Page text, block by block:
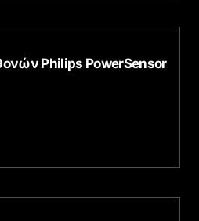
Philips PowerSensor